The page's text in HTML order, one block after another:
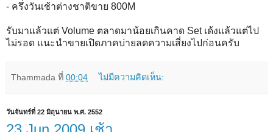
- ครึ่งวันเช้าต่างชาติขาย 800M
รับมาแล้วแต่ Volume ตลาดมาน้อยเกินคาด Set เด้งแล้วแต่ไป
ไม่รอด แนะนำขายเปิดภาคบ่ายลดความเสี่ยงไปก่อนครับ
Thammada ที่ 00:04 ไม่มีความคิดเห็น:
วันจันทร์ที่ 22 มิถุนายน พ.ศ. 2552